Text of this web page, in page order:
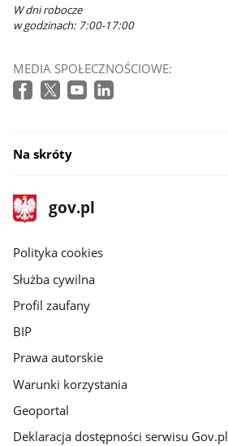
W dni robocze
w godzinach: 7:00-17:00
MEDIA SPOŁECZNOŚCIOWE:
Na skróty
stopka
gov.pl
Strona
gov.pl
gov.pl
Polityka cookies
Służba cywilna
Profil zaufany
BIP
Prawa autorskie
Warunki korzystania
Geoportal
Deklaracja dostępności serwisu Gov.pl